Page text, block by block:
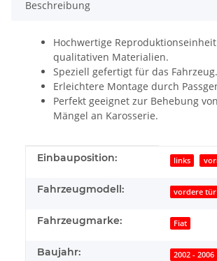
Beschreibung
Hochwertige
qualitativen Materialien.
Speziell gefertigt für das Fahrzeug.
Erleichtere Montage durch
Perfekt geeignet zur Behebung
Mängel an Karosserie.
Produkteigenschaft
Wert
Einbauposition: links
Fahrzeugmodell: vordere tür
Fahrzeugmarke: Fiat
Baujahr: 2002 - 2006